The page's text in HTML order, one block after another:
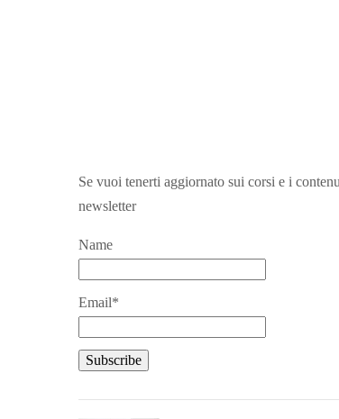
Se vuoi tenerti aggiornato sui corsi e i
newsletter
Name
Email*